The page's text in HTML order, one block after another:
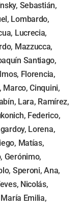
Sebastián,
Lombardo,
Lucrecia,
Mazzucca,
Santiago,
Florencia,
Marco, Cinquini,
Lara, Ramírez,
Federico,
Lorena,
Matías,
Gerónimo,
Speroni, Ana,
Nicolás,
Emilia,